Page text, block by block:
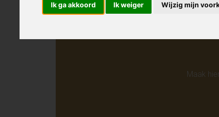
Ik ga akkoord Ik weiger Wijzig mijn
Maak